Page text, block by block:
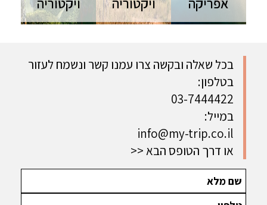
אפריקה
דרום
אוק' מסע
מעמיק
בדרום
אפריקה,
בוצוואנה
ומפלי
ויקטוריה
ויקטוריה
דרום
פרטי טיול
איכותי
ויקטוריה, בו
נחווה את
הטבע בשיא
תפארתו-
הגנים
ויקטוריה
דרום
14 יום דרום
אפריקה
שלושת
ועוד
בכל שאלה ובקשה צרו עמנו קשר ונשמח לעזור
בטלפון:
03-7444422
במייל:
info@my-trip.co.il
או דרך הטופס הבא>>